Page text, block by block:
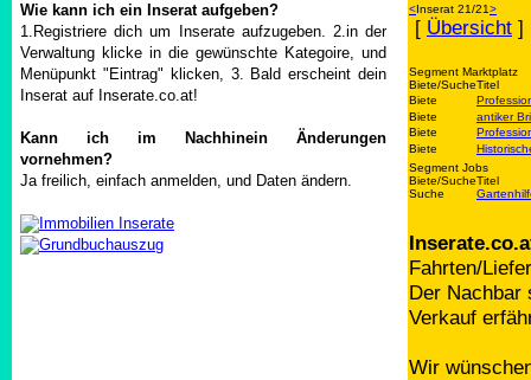
Wie kann ich ein Inserat aufgeben?
1.Registriere dich um Inserate aufzugeben. 2.in der
Verwaltung klicke in die gewünschte Kategoire, und
Menüpunkt "Eintrag" klicken, 3. Bald erscheint dein
Inserat auf Inserate.co.at!
Kann ich im Nachhinein Änderungen
vornehmen?
Ja freilich, einfach anmelden, und Daten ändern.
<Inserat 21/21>
[ Übersicht
Segment Marktplatz
Biete/SucheTitel
Biete
Biete
antiker
Biete
Biete
Segment Jobs
Biete/SucheTitel
Suche
Fahrten/
Der Nachbar
Verkauf
Wir